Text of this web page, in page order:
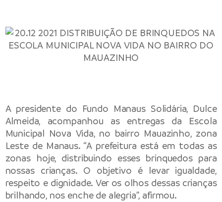
A presidente do Fundo Manaus Solidária, Dulce
Almeida, acompanhou as entregas da Escola
Municipal Nova Vida, no bairro Mauazinho, zona
Leste de Manaus. “A prefeitura está em todas as
zonas hoje, distribuindo esses brinquedos para
nossas crianças. O objetivo é levar igualdade,
respeito e dignidade. Ver os olhos dessas crianças
brilhando, nos enche de alegria”, afirmou.